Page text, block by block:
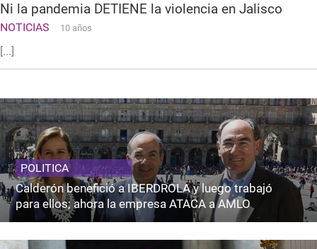
Ni la pandemia DETIENE la violencia en Jalisco
NOTICIAS 10 años
[...]
POLITICA
Calderón benefició a IBERDROLA y luego trabajó
para ellos; ahora la empresa ATACA a AMLO